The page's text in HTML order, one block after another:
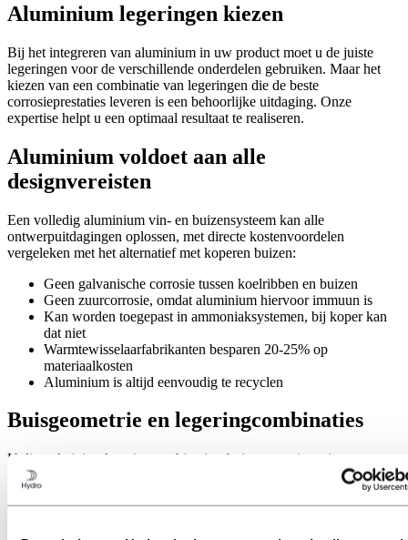
Aluminium legeringen kiezen
Bij het integreren van aluminium in uw product moet u de juiste
legeringen voor de verschillende onderdelen gebruiken. Maar het
kiezen van een combinatie van legeringen die de beste
corrosieprestaties leveren is een behoorlijke uitdaging. Onze
expertise helpt u een optimaal resultaat te realiseren.
Aluminium voldoet aan alle
designvereisten
Een volledig aluminium vin- en buizensysteem kan alle
ontwerpuitdagingen oplossen, met directe kostenvoordelen
vergeleken met het alternatief met koperen buizen:
Geen galvanische corrosie tussen koelribben en buizen
Geen zuurcorrosie, omdat aluminium hiervoor immuun is
Kan worden toegepast in ammoniaksystemen, bij koper kan
dat niet
Warmtewisselaarfabrikanten besparen 20-25% op
materiaalkosten
Aluminium is altijd eenvoudig te recyclen
Buisgeometrie en legeringcombinaties
U dient de juiste legeringcombinaties, buisgeometrie en interne
verbeteringen te kiezen om de prestaties en eigenschappen af te
stemmen op de verschillende omstandigheden en toepassingen. Wij
kunnen u hierbij van dienst zijn.